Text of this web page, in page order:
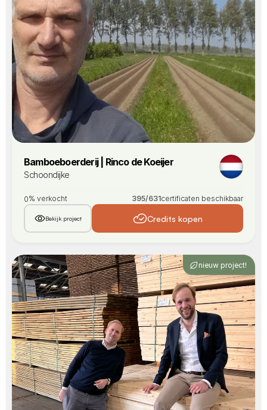
Bamboeboerderij | Rinco de Koeijer
Schoondijke
0% verkocht 395/631certificaten beschikbaar
Bekijk project Credits kopen
nieuw project!